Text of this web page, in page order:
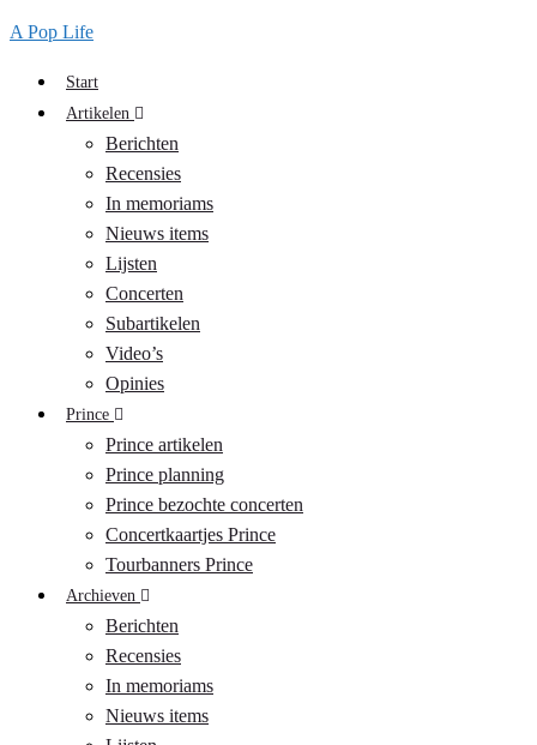
A Pop Life
Start
Artikelen
Berichten
Recensies
In memoriams
Nieuws items
Lijsten
Concerten
Subartikelen
Video’s
Opinies
Prince
Prince artikelen
Prince planning
Prince bezochte concerten
Concertkaartjes Prince
Tourbanners Prince
Archieven
Berichten
Recensies
In memoriams
Nieuws items